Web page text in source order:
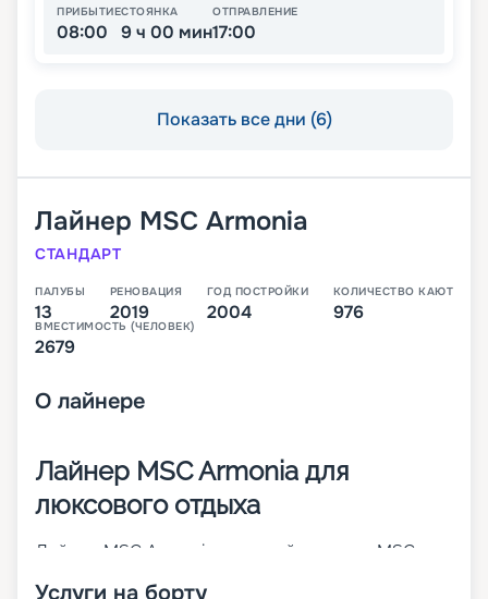
ПРИБЫТИЕ
08:00
СТОЯНКА
9 ч 00 мин
ОТПРАВЛЕНИЕ
17:00
Показать все дни (6)
Лайнер MSC Armonia
СТАНДАРТ
ПАЛУБЫ
13
РЕНОВАЦИЯ
2019
ГОД ПОСТРОЙКИ
2004
КОЛИЧЕСТВО КАЮТ
976
ВМЕСТИМОСТЬ (ЧЕЛОВЕК)
2679
О лайнере
Лайнер MSC Armonia для
люксового отдыха
Лайнер MSC Armonia – первый в классе MSC
Услуги на борту